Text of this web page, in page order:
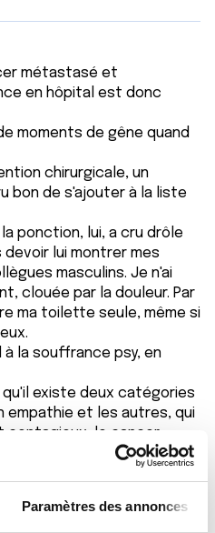
Paramètres des annonces
métastasé et
en hôpital est donc
moments de gêne quand
chirurgicale, un
bon de s'ajouter à la liste
ponction, lui, a cru drôle
devoir lui montrer mes
masculins. Je n'ai
clouée par la douleur. Par
ma toilette seule, même si
à la souffrance psy, en
existe deux catégories
empathie et les autres, qui
contagieux, le cancer